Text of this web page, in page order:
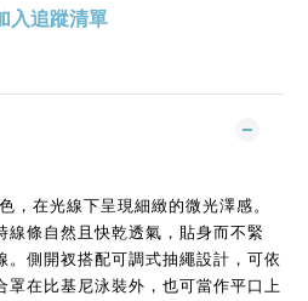
入追蹤清單
，在光線下呈現細緻的微光澤感。
線條自然且快乾透氣 ，貼身而不緊
。側開衩搭配可調式抽繩設計，可依
罩在比基尼泳裝外，也可當作平口上